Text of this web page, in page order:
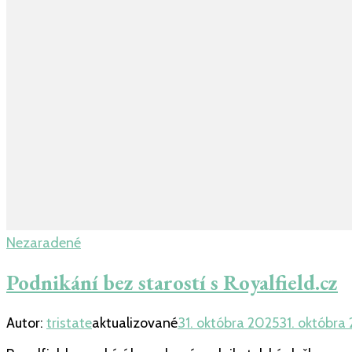
Nezaradené
Podnikání bez starostí s Royalfield.cz
Autor: tristateaktualizované31. októbra 202531. októbra